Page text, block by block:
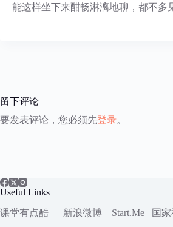
能这样坐下来酣畅淋漓地聊，都不
留下评论
要发表评论，您必须先登录。
Useful Links
课堂有点酷
新浪微博 Start.Me 国